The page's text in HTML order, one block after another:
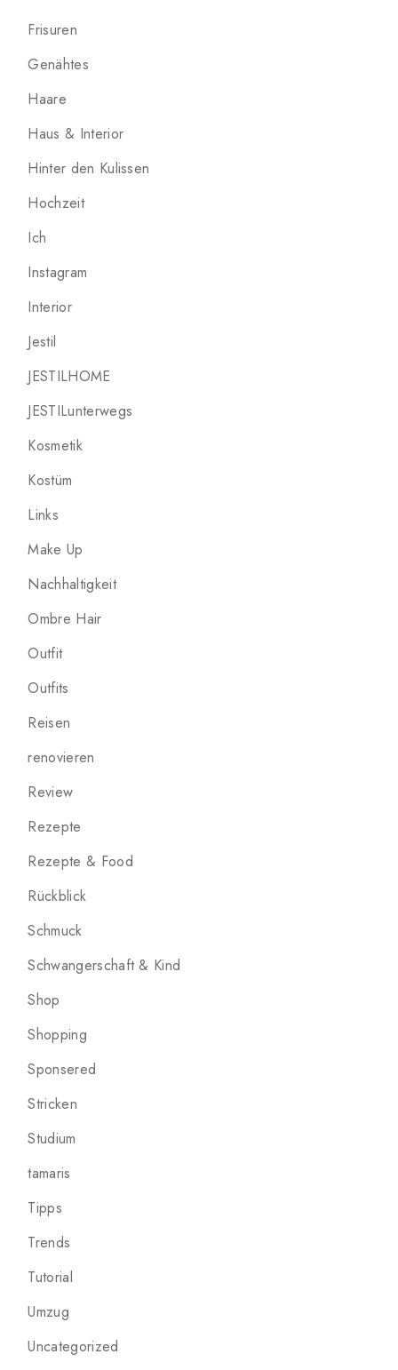
Frisuren
Genähtes
Haare
Haus & Interior
Hinter den Kulissen
Hochzeit
Ich
Instagram
Interior
Jestil
JESTILHOME
JESTILunterwegs
Kosmetik
Kostüm
Links
Make Up
Nachhaltigkeit
Ombre Hair
Outfit
Outfits
Reisen
renovieren
Review
Rezepte
Rezepte & Food
Rückblick
Schmuck
Schwangerschaft & Kind
Shop
Shopping
Sponsered
Stricken
Studium
tamaris
Tipps
Trends
Tutorial
Umzug
Uncategorized